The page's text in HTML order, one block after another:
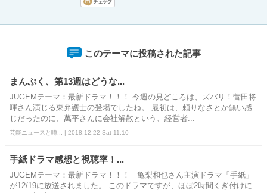
このテーマに投稿された記事
まんぷく、第13週はどうな...
JUGEMテーマ：最新ドラマ！！！ 今週の見どころは、ズバリ！菅田将
暉さん演じる東弁護士の登場でしたね。 最初は、頼りなさとか無い感
じだったのに、萬平さんに会社解散という、経営者...
芸能ニュースと噂... | 2018.12.22 Sat 11:10
手紙ドラマ感想と視聴率！...
JUGEMテーマ：最新ドラマ！！！ 亀梨和也さん主演ドラマ「手紙」
が12/19に放送されました。 このドラマですが、ほぼ2時間くぎ付けに